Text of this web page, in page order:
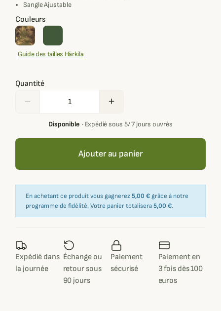
Sangle Ajustable
Couleurs
Guide des tailles Härkila
Quantité
remove add
Disponible· Expédié sous 5/ 7 jours ouvrés
Ajouter au panier
En achetant ce produit vous gagnerez5,00 € grâce à notre
programme de fidélité. Votre panier totalisera5,00 €.
Expédié dans
la journée
Échange ou
retour sous
90 jours
Paiement
sécurisé
Paiement en
3 fois dès 100
euros